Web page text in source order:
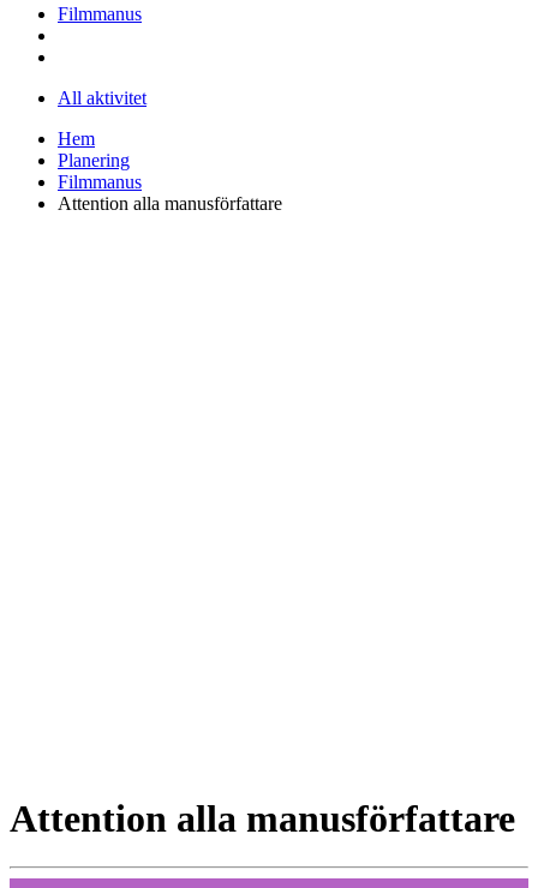
Filmmanus
All aktivitet
Hem
Planering
Filmmanus
Attention alla manusförfattare
Attention alla manusförfattare